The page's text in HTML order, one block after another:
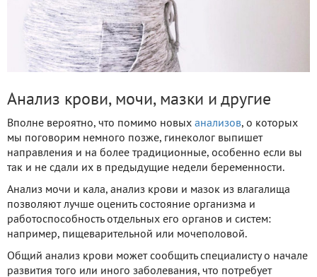
Анализ крови, мочи, мазки и другие
Вполне вероятно, что помимо новых анализов, о которых
мы поговорим немного позже, гинеколог выпишет
направления и на более традиционные, особенно если вы
так и не сдали их в предыдущие недели беременности.
Анализ мочи и кала, анализ крови и мазок из влагалища
позволяют лучше оценить состояние организма и
работоспособность отдельных его органов и систем:
например, пищеварительной или мочеполовой.
Общий анализ крови может сообщить специалисту о начале
развития того или иного заболевания, что потребует